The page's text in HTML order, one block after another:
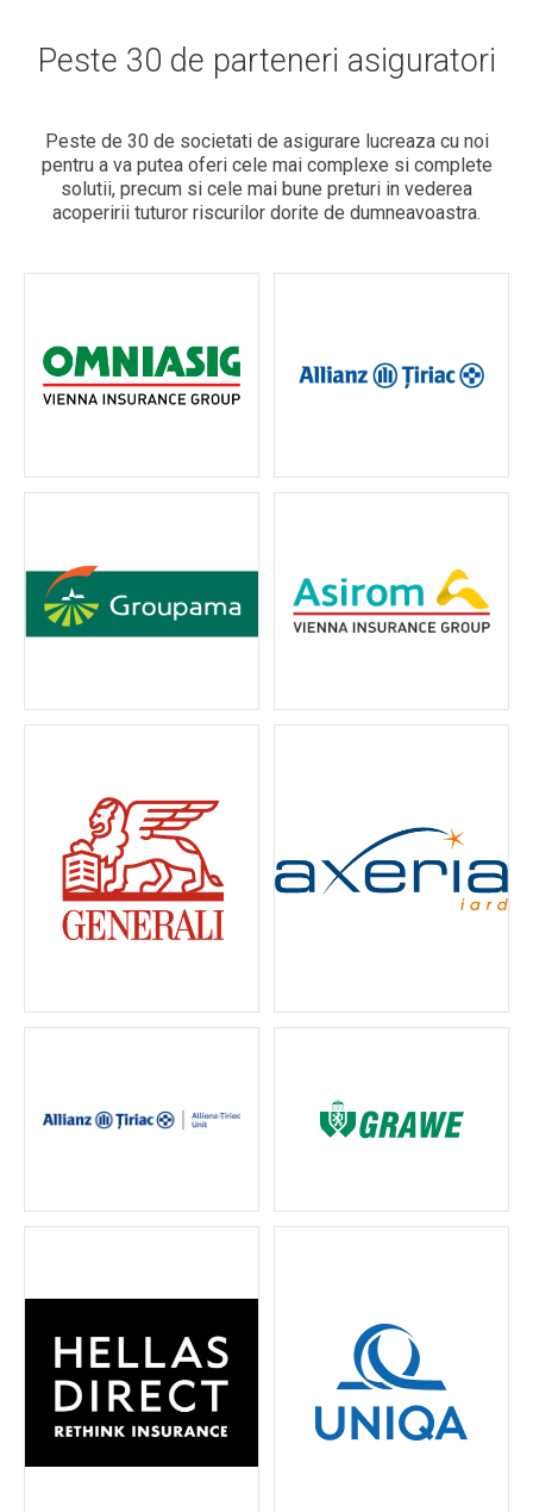
Peste 30 de parteneri asiguratori
Peste de 30 de societati de asigurare lucreaza cu noi
pentru a va putea oferi cele mai complexe si complete
solutii, precum si cele mai bune preturi in vederea
acoperirii tuturor riscurilor dorite de dumneavoastra.